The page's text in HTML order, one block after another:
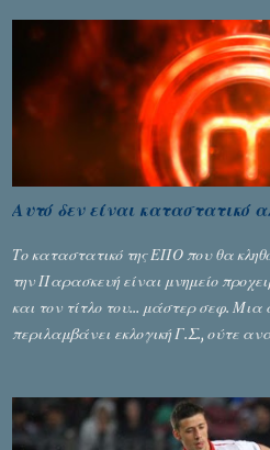
αφαίρεσης βαθμών, όπως
εφικτό, σύμφωνα με τα στοιχεία...
Αυτό δεν είναι καταστατικό
Το καταστατικό της ΕΠΟ που θα
την Παρασκευή είναι μνημείο
και τον τίτλο του… μάστερ σεφ. Μια
περιλαμβάνει εκλογική Γ.Σ., ούτε
3 μέρες προθεσμία για να δηλώσουν
προτείνουν για το Δ.Σ. της